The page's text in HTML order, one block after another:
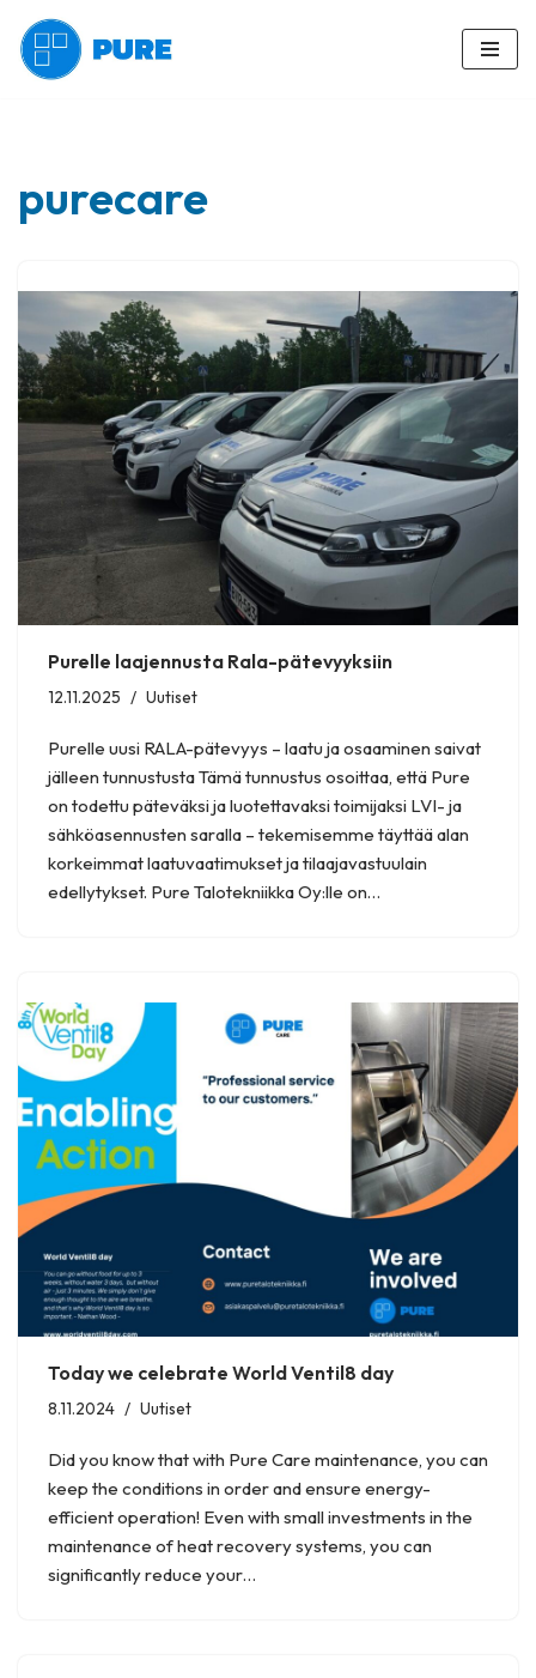
Siirry
purecare
Purelle laajennusta Rala-pätevyyksiin
12.11.2025 Uutiset
Purelle uusi RALA-pätevyys – laatu ja osaaminen saivat
jälleen tunnustusta Tämä tunnustus osoittaa, että Pure
on todettu päteväksi ja luotettavaksi toimijaksi LVI- ja
sähköasennusten saralla – tekemisemme täyttää alan
korkeimmat laatuvaatimukset ja tilaajavastuulain
edellytykset. Pure Talotekniikka Oy:lle on…
Today we celebrate World Ventil8 day
8.11.2024 Uutiset
Did you know that with Pure Care maintenance, you can
keep the conditions in order and ensure energy-
efficient operation! Even with small investments in the
maintenance of heat recovery systems, you can
significantly reduce your…